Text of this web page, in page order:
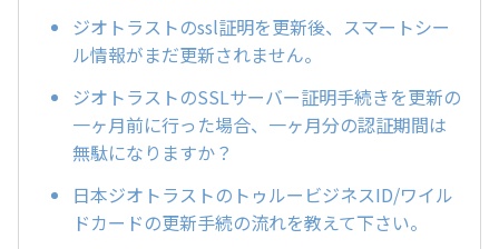
ジオトラストのssl証明を更新後、スマートシー
ル情報がまだ更新されません。
ジオトラストのSSLサーバー証明手続きを更新の
一ヶ月前に行った場合、一ヶ月分の認証期間は
無駄になりますか？
日本ジオトラストのトゥルービジネスID/ワイル
ドカードの更新手続の流れを教えて下さい。